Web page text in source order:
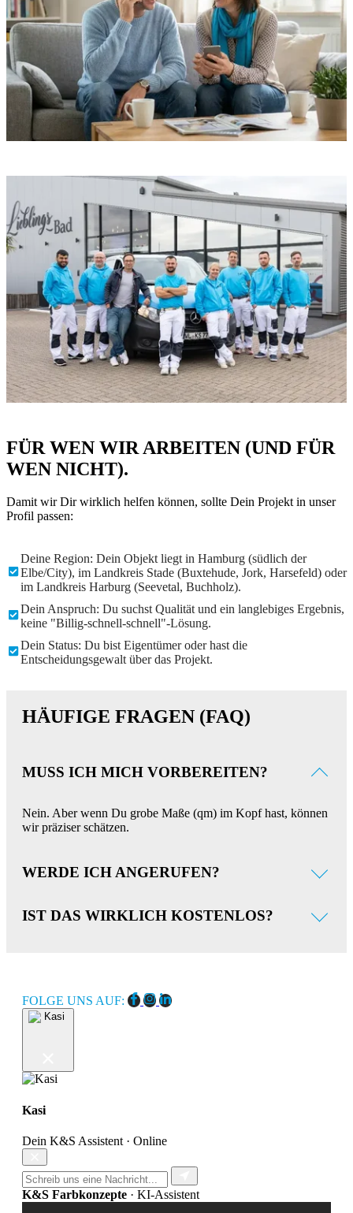
FÜR WEN WIR ARBEITEN (UND FÜR
WEN NICHT).
Damit wir Dir wirklich helfen können, sollte Dein Projekt in unser
Profil passen:
Deine Region: Dein Objekt liegt in Hamburg (südlich der
Elbe/City), im Landkreis Stade (Buxtehude, Jork, Harsefeld) oder
im Landkreis Harburg (Seevetal, Buchholz).
Dein Anspruch: Du suchst Qualität und ein langlebiges Ergebnis,
keine "Billig-schnell-schnell"-Lösung.
Dein Status: Du bist Eigentümer oder hast die
Entscheidungsgewalt über das Projekt.
HÄUFIGE FRAGEN (FAQ)
MUSS ICH MICH VORBEREITEN?
Nein. Aber wenn Du grobe Maße (qm) im Kopf hast, können
wir präziser schätzen.
WERDE ICH ANGERUFEN?
Ja, wir rufen Dich zum vereinbarten Zeitpunkt an.
IST DAS WIRKLICH KOSTENLOS?
FOLGE UNS AUF:
Kasi
Dein K&S Assistent · Online
K&S Farbkonzepte · KI-Assistent